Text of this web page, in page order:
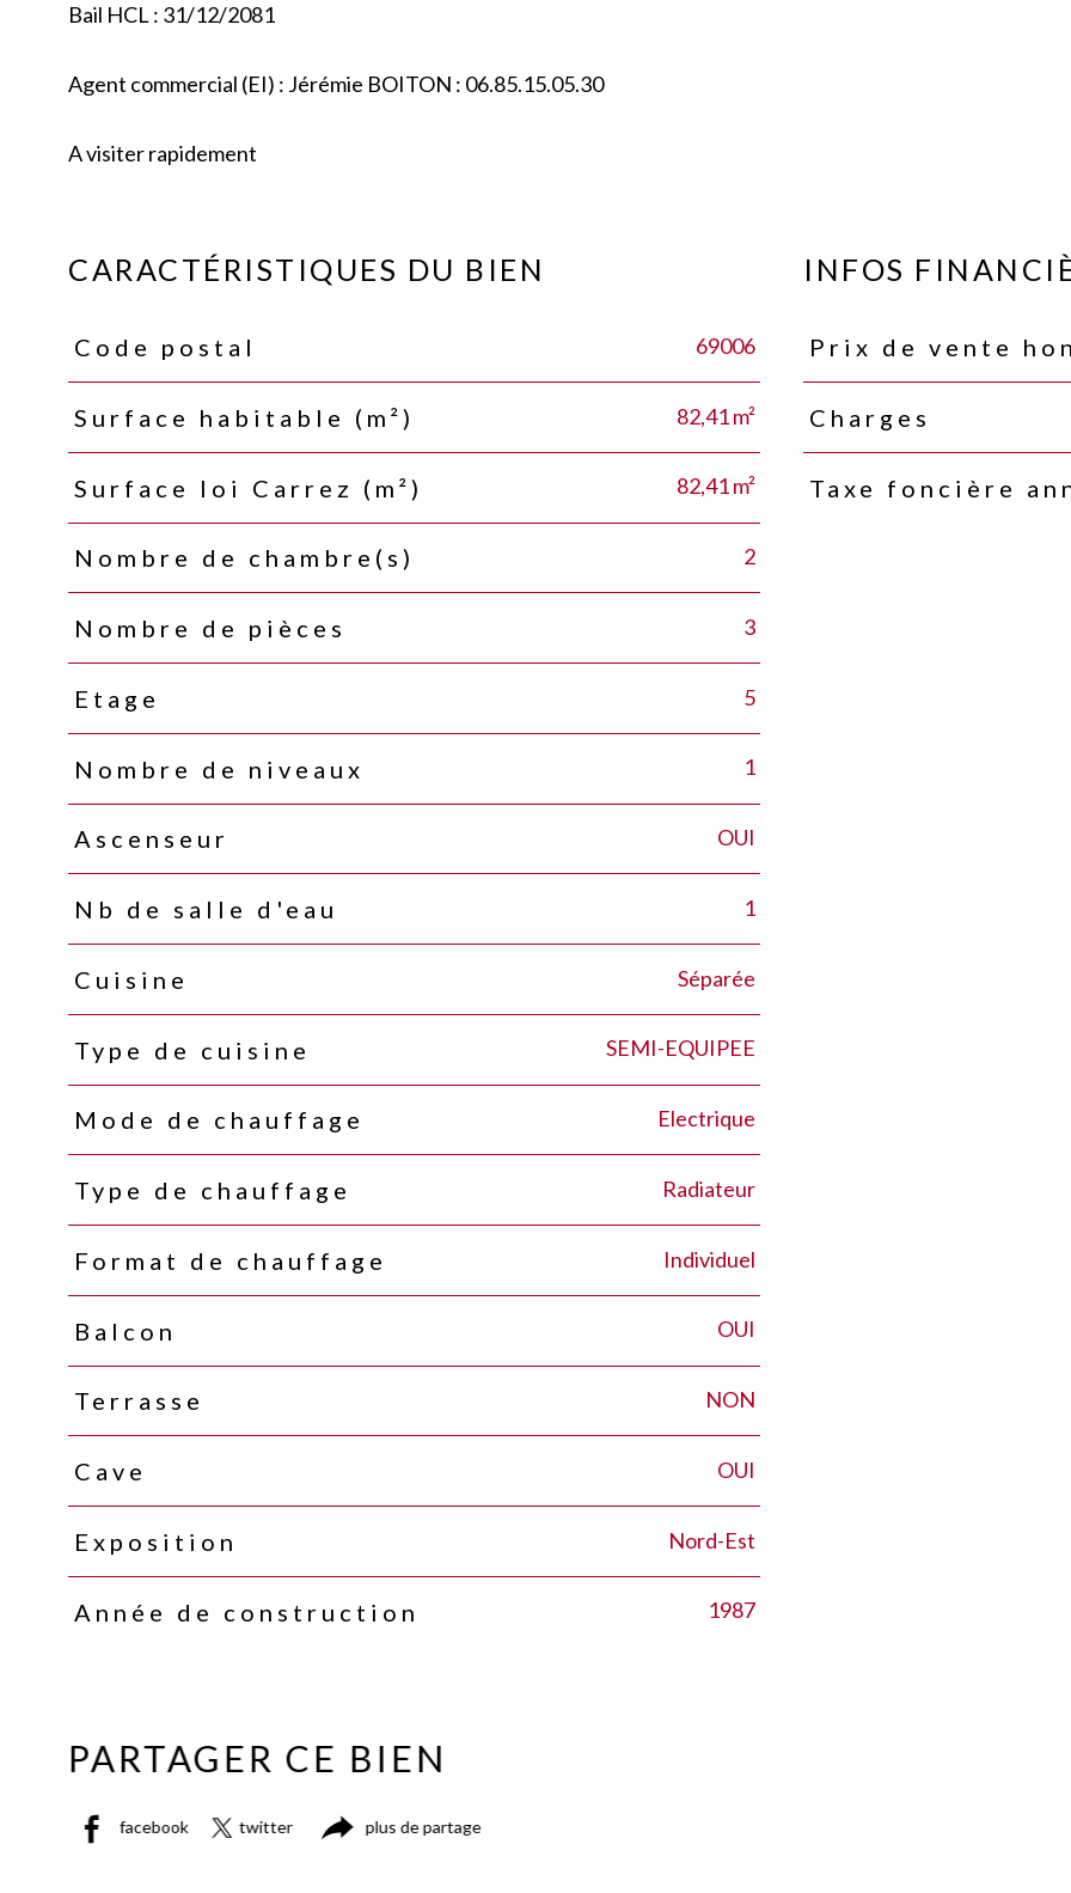
Bail HCL : 31/12/2081
Agent commercial (EI) : Jérémie BOITON : 06.85.15.05.30
A visiter rapidement
CARACTÉRISTIQUES DU BIEN
Caractéristiques Valeurs
Code postal 69006
Surface habitable (m²) 82,41 m²
Surface loi Carrez (m²) 82,41 m²
Nombre de chambre(s) 2
Nombre de pièces 3
Etage 5
Nombre de niveaux 1
Ascenseur OUI
Nb de salle d'eau 1
Cuisine Séparée
Type de cuisine SEMI-EQUIPEE
Mode de chauffage Electrique
Type de chauffage Radiateur
Format de chauffage Individuel
Balcon OUI
Terrasse NON
Cave OUI
Exposition Nord-Est
Année de construction 1987
INFOS
Caractéristiques Valeurs
Prix de vente
Charges
Taxe foncière
PARTAGER CE BIEN
facebook twitter plus de partage